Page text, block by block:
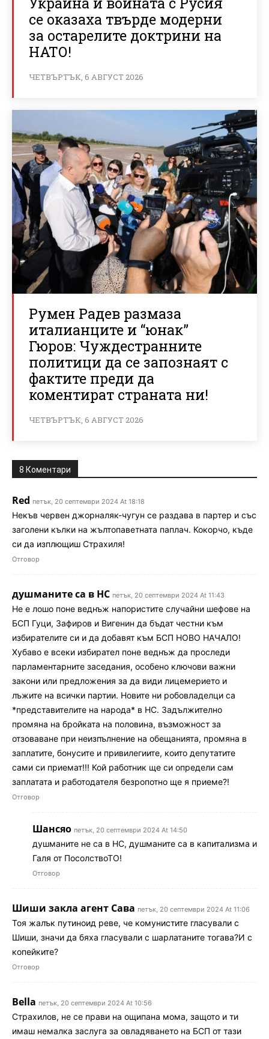
се оказаха твърде модерни
за остарелите доктрини на
НАТО!
ЧЕТВЪРТЪК, 6 АВГУСТ 2026
Румен Радев размаза
италианците и “юнак”
Гюров: Чуждестранните
политици да се запознаят с
фактите преди да
коментират страната ни!
ЧЕТВЪРТЪК, 6 АВГУСТ 2026
8 Коментари
Red петък, 20 септември 2024 At 18:18
Некъв червен джорналяк-чугун се раздава в партер и със
заголени кълки на жълтопаветната паплач. Кокорчо, къде
си да изплющиш Страхиля!
Отговор
душманите са в НС петък, 20 септември 2024 At 11:43
Не е лошо поне веднъж напористите случайни шефове на
БСП Гуци, Зафиров и Вигенин да бъдат честни към
избирателите си и да добавят към БСП НОВО НАЧАЛО!
Хубаво е всеки избирател поне веднъж да проследи
парламентарните заседания, особено ключови важни
закони или предложения за да види лицемерието и
лъжите на всички партии. Новите ни робовладелци са
*представителите на народа* в НС. Задължително
промяна на бройката на половина, възможност за
отзоваване при неизпълнение на обещанията, промяна в
заплатите, бонусите и привилегиите, които депутатите
сами си приемат!!! Кой работник ще си определи сам
заплатата и работодателя безропотно ще я приеме?!
Отговор
Шансяо петък, 20 септември 2024 At 14:50
душманите не са в НС, душманите са в капитализма и
Галя от ПосолствоТО!
Отговор
Шиши закла агент Сава петък, 20 септември 2024 At 11:06
Тоя жалък путиноид реве, че комунистите гласували с
Шиши, значи да бяха гласували с шарлатаните тогава?И с
копейките?
Отговор
Bella петък, 20 септември 2024 At 10:56
Страхилов, не се прави на ощипана мома, защото и ти
имаш немалка заслуга за овладяването на БСП от тази